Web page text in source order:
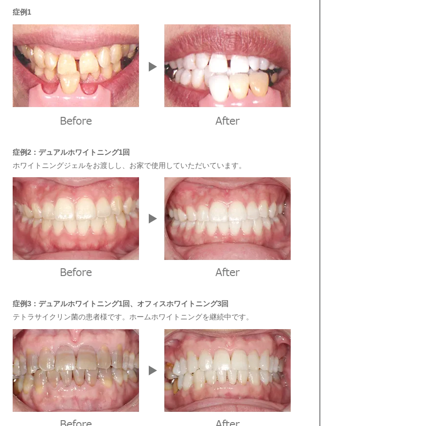
症例1
症例2：デュアルホワイトニング1回
ホワイトニングジェルをお渡しし、お家で使用していただいています。
症例3：デュアルホワイトニング1回、オフィスホワイトニング3回
テトラサイクリン菌の患者様です。ホームホワイトニングを継続中です。